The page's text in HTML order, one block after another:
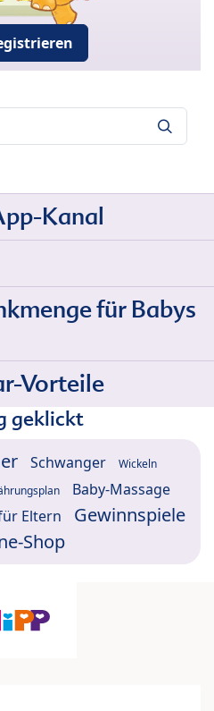
Kanal
für Babys
Vorteile
geklickt
Schwanger Wickeln
Baby-Massage
Eltern
Gewinnspiele
Shop